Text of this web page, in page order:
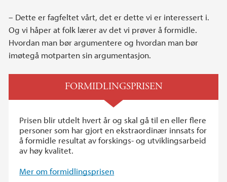
– Dette er fagfeltet vårt, det er dette vi er interessert i.
Og vi håper at folk lærer av det vi prøver å formidle.
Hvordan man bør argumentere og hvordan man bør
imøtegå motparten sin argumentasjon.
FORMIDLINGSPRISEN
Prisen blir utdelt hvert år og skal gå til en eller flere
personer som har gjort en ekstraordinær innsats for
å formidle resultat av forskings- og utviklingsarbeid
av høy kvalitet.
Mer om formidlingsprisen